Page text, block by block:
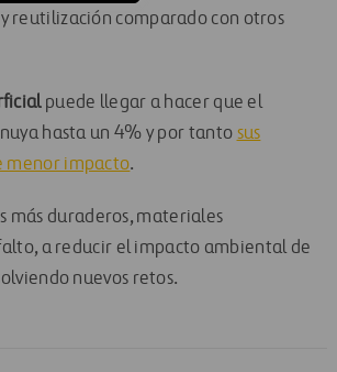
reutilización comparado con otros
puede llegar a hacer que el
hasta un 4% y por tanto sus
menor impacto.
más duraderos, materiales
a reducir el impacto ambiental de
nuevos retos.